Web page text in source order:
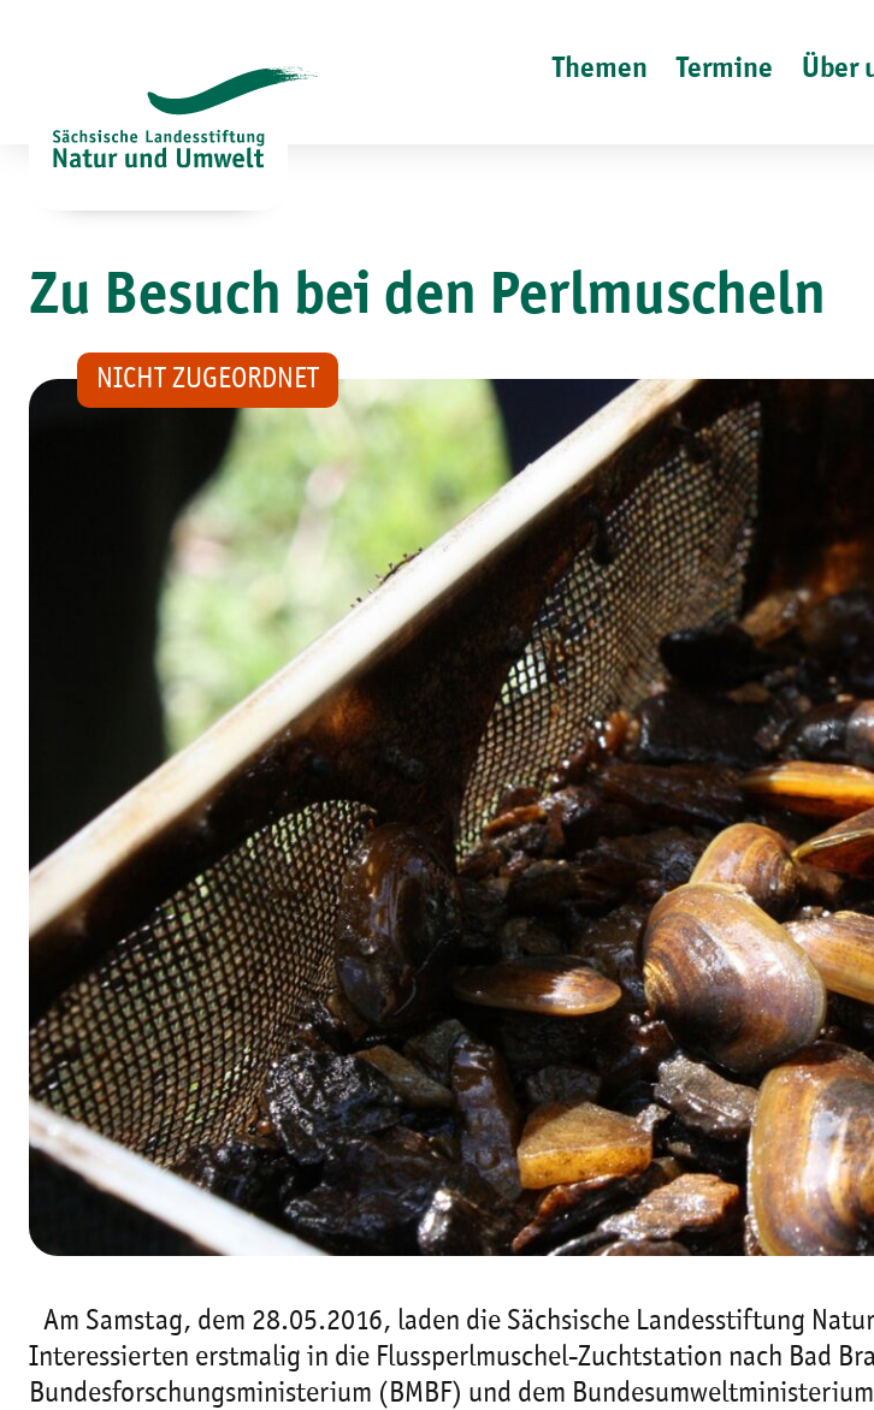
Themen Termine Über
Zu Besuch bei den Perlmuscheln
NICHT ZUGEORDNET
Am Samstag, dem 28.05.2016, laden die Sächsische Landesstiftung
Interessierten erstmalig in die Flussperlmuschel-Zuchtstation nach Bad
Bundesforschungsministerium (BMBF) und dem